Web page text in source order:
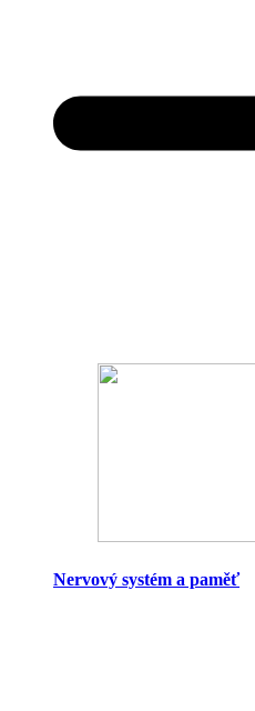
Nervový systém a paměť